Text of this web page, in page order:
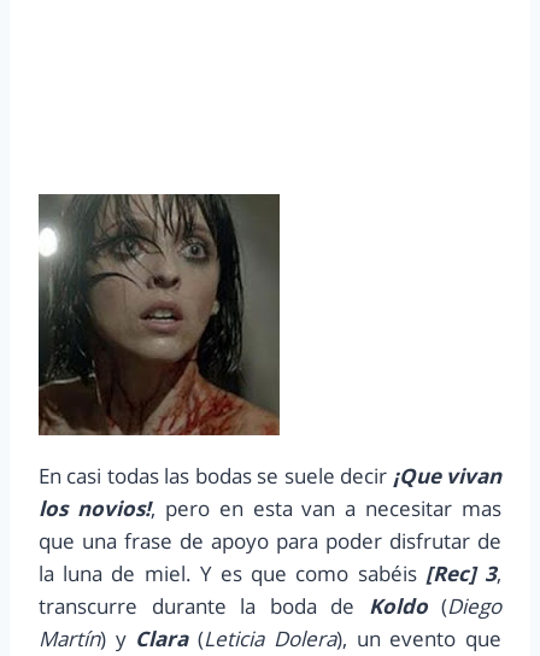
En casi todas las bodas se suele decir ¡Que vivan
los novios!, pero en esta van a necesitar mas
que una frase de apoyo para poder disfrutar de
la luna de miel. Y es que como sabéis [Rec] 3,
transcurre durante la boda de Koldo(Diego
Martín) y Clara(Leticia Dolera), un evento que